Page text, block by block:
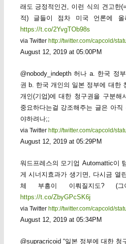
래도 긍정적인건, 이런 식의 견고한
적) 글들이 점차 미국 언론에 올
https://t.co/2YvgTOb98s
via Twitter http://twitter.com/capcold/
August 12, 2019 at 05:00PM
@nobody_indepth 허나 a. 한국 정
권 b. 한국 개인의 일본 정부에 대한
개인(기업)에 대한 청구권을 구분해
중요하다는걸 강조해주는 글은 아
야하려나;;
via Twitter http://twitter.com/capcold/
August 12, 2019 at 05:29PM
워드프레스의 모기업 Automattic이
게 시너지효과가 생기면, 다시금 열
체 부흥이 이뤄질지도? (그
https://t.co/ZbyGPcSK6j
via Twitter http://twitter.com/capcold/
August 12, 2019 at 05:34PM
@supracricoid “일본 정부에 대한 청